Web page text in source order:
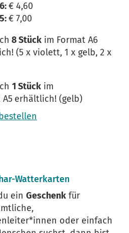
€ 4,60
€ 7,00
8 Stück im Format A6
(5 x violett, 1 x gelb, 2 x
1 Stück im
erhältlich! (gelb)
Watterkarten
einGeschenk für
oder einfach